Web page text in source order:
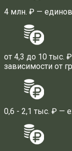
4 млн. ₽ —
от 4,3 до 10 тыс.
зависимости от
0,6 - 2,1 тыс. ₽ —